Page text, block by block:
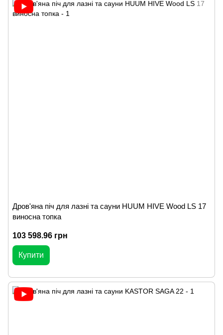
Дров'яна піч для лазні та сауни HUUM HIVE Wood LS 17
виносна топка
103 598.96 грн
Купити